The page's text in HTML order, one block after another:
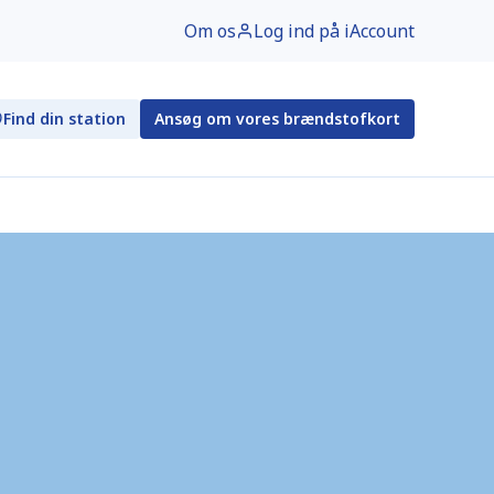
Om os Log ind på iAccount
Find din station Ansøg om vores brændstofkort